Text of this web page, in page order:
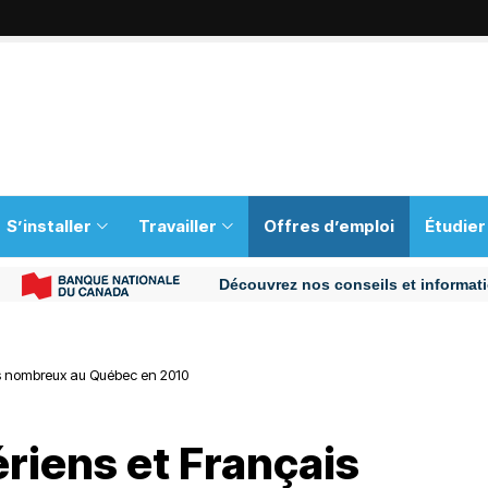
S’installer Travailler Offres d’emploi Étudier
Découvrez nos conseils et informations
au Québec en 2010
et Français